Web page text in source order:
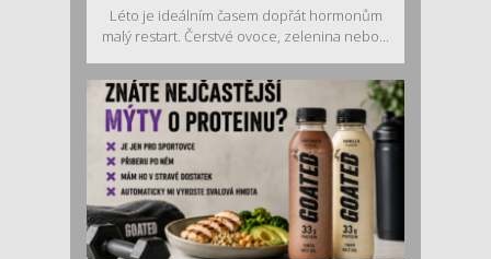
Léto je ideálním časem dopřát hormonům
malý restart. Čerstvé ovoce, zelenina nebo...